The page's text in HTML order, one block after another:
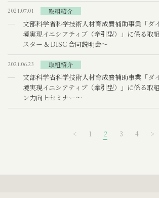
2021.07.01 取組紹介
文部科学省科学技術人材育成費補助事業「ダ
境実現イニシアティブ（牽引型）」に係る取
スター & DISC 合同説明会～
2021.06.23 取組紹介
文部科学省科学技術人材育成費補助事業「ダ
境実現イニシアティブ（牽引型）」に係る取
ン力向上セミナー～
< 1 2 3 4 >